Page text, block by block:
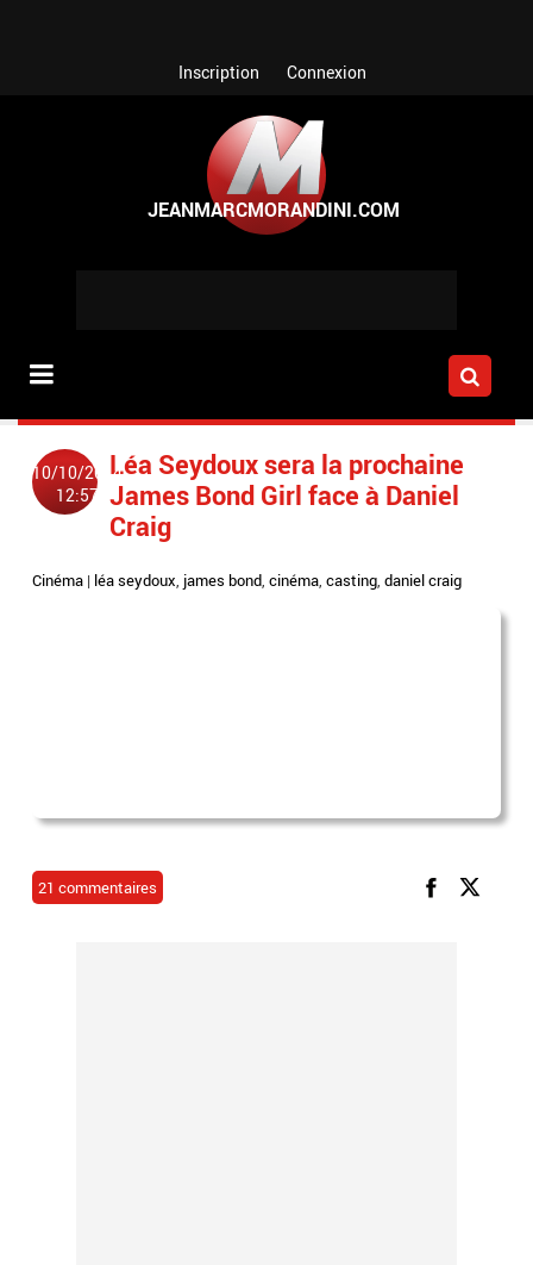
Inscription Connexion
10/10/2014
12:57
Léa Seydoux sera la prochaine
James Bond Girl face à Daniel
Craig
Cinéma | léa seydoux, james bond,cinéma,casting,daniel craig
21 commentaires